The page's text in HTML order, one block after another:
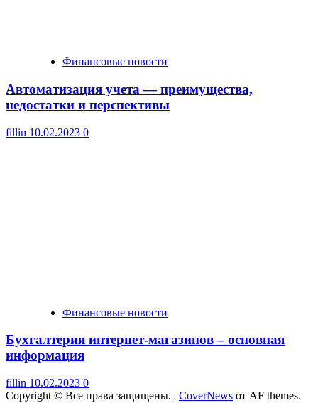
Финансовые новости
Автоматизация учета — преимущества,
недостатки и перспективы
fillin 10.02.2023 0
Финансовые новости
Бухгалтерия интернет-магазинов – основная
информация
fillin 10.02.2023 0
Copyright © Все права защищены. | CoverNews от AF themes.